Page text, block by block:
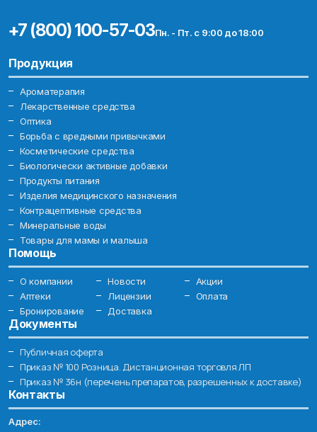
+7 (800) 100-57-03Пн. - Пт. с 9:00 до 18:00
Продукция
Ароматерапия
Лекарственные средства
Оптика
Борьба с вредными привычками
Косметические средства
Биологически активные добавки
Продукты питания
Изделия медицинского назначения
Контрацептивные средства
Минеральные воды
Товары для мамы и малыша
Помощь
О компании Новости
Акции
Аптеки
Лицензии
Оплата
Бронирование
Доставка
Документы
Публичная оферта
Приказ № 100 Розница. Дистанционная торговля ЛП
Приказ № 36н (перечень препаратов, разрешенных к доставке)
Контакты
Адрес: